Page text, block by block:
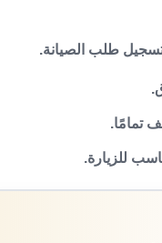
طلب الصيانة.
تمامًا.
للزيارة.